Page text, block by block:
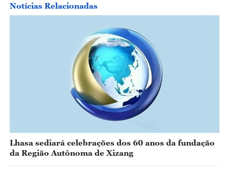
Notícias Relacionadas
Lhasa sediará celebrações dos 60 anos da fundação
da Região Autônoma de Xizang